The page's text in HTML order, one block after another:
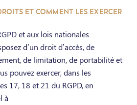
ET COMMENT LES EXERCER
et aux lois nationales
d’un droit d’accès, de
de limitation, de portabilité et
pouvez exercer, dans les
17, 18 et 21 du RGPD, en
à